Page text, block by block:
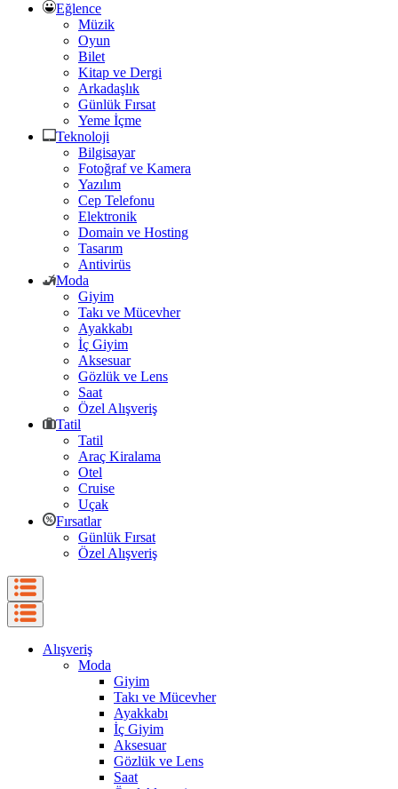
Eğlence
Müzik
Oyun
Bilet
Kitap ve Dergi
Arkadaşlık
Günlük Fırsat
Yeme İçme
Teknoloji
Bilgisayar
Fotoğraf ve Kamera
Yazılım
Cep Telefonu
Elektronik
Domain ve Hosting
Tasarım
Antivirüs
Moda
Giyim
Takı ve Mücevher
Ayakkabı
İç Giyim
Aksesuar
Gözlük ve Lens
Saat
Özel Alışveriş
Tatil
Tatil
Araç Kiralama
Otel
Cruise
Uçak
Fırsatlar
Günlük Fırsat
Özel Alışveriş
Alışveriş
Moda
Giyim
Takı ve Mücevher
Ayakkabı
İç Giyim
Aksesuar
Gözlük ve Lens
Saat